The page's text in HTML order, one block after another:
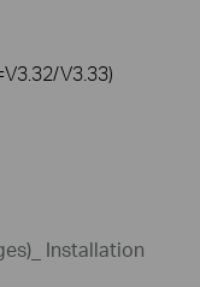
V3.33)
Installation